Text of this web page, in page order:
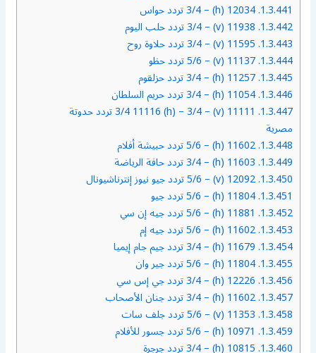
1.3.441. 12034 (h) – 3/4 تردد حواس
1.3.442.
1.3.443.
1.3.444. 11137 (v) – 5/6 تردد حظو
1.3.445. 11257 (h) – 3/4 تردد حزلقوم
1.3.446. 11054 (h) – 3/4 تردد حريم السلطان
1.3.447.
11111 (v) – 3/4 11116 (h) – 3/4 تردد حدوتة
مصرية
1.3.448. 11602 (h) – 5/6 تردد حبيشة أفلام
1.3.449.
1.3.450. 12092 (v) – 5/6 تردد جيو نيوز إنترناشيونال
1.3.451. 11804 (h) – 5/6 تردد جيو
1.3.452.
1.3.453. 11602 (h) – 5/6 تردد جيه إم
1.3.454.
1.3.455. 11804 (h) – 5/6 تردد جير وان
1.3.456.
1.3.457. 11602 (h) – 3/4 تردد جنان الأصحاب
1.3.458.
1.3.459.
1.3.460.